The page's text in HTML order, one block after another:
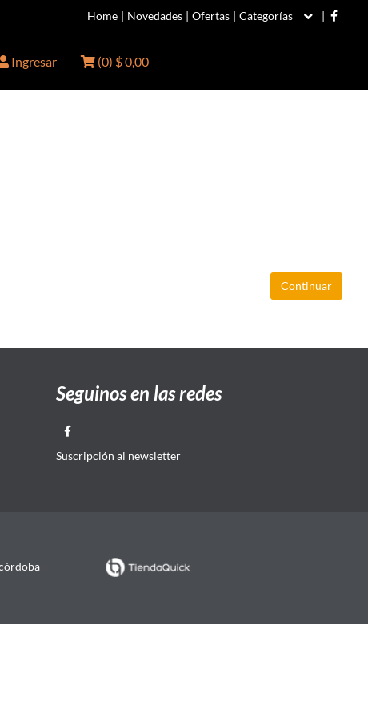
Home | Novedades | Ofertas | Categorías |
Ingresar (0) $ 0,00
Continuar
Seguinos en las redes
Suscripción al newsletter